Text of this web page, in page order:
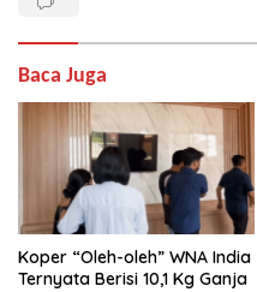
Baca Juga
Koper “Oleh-oleh” WNA India
Ternyata Berisi 10,1 Kg Ganja